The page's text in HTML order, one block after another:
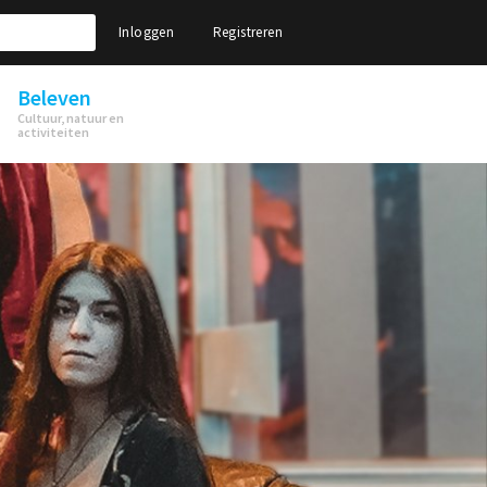
Inloggen Registreren
Beleven
Cultuur, natuur en
activiteiten